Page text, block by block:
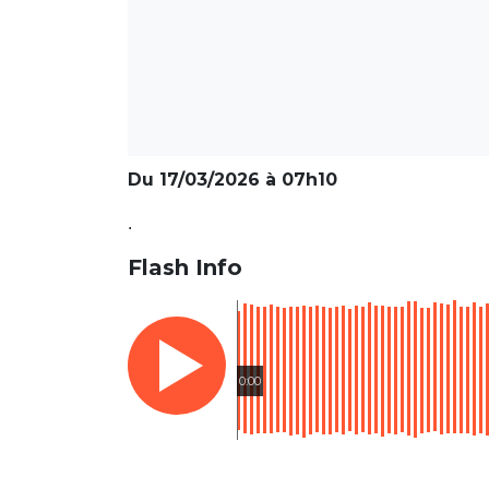
Du 17/03/2026 à 07h10
.
Flash Info
0:00